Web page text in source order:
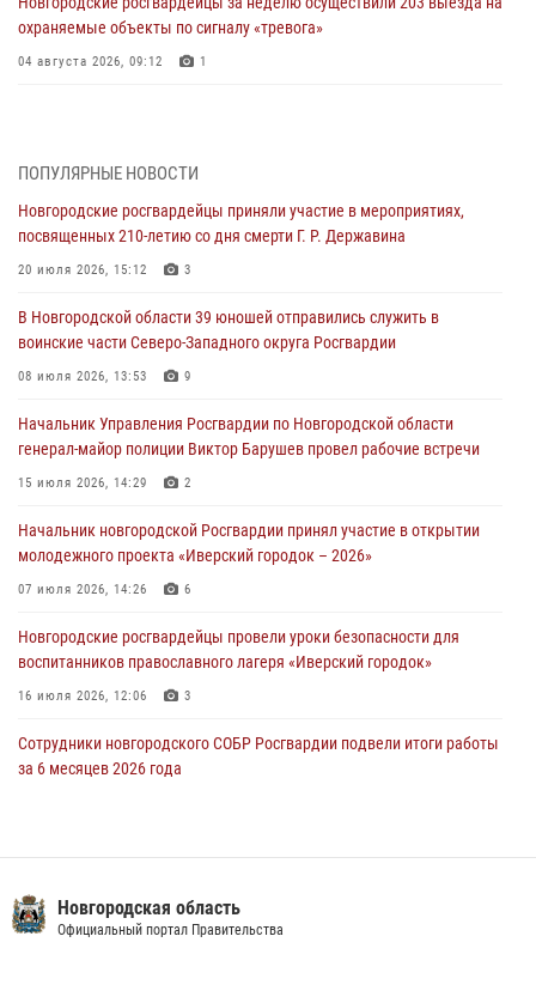
охраняемые объекты по сигналу «тревога»
04 августа 2026, 09:12 1
В Великом Новгороде сотрудники центра лицензионно-
разрешительной работы Росгвардии провели телефонную «горячую
30 июля 2026, 14:36 1
Новгородские росгвардейцы рассказали о службе детям из летнего
30 июля 2026, 08:40 5
Новгородские росгвардейцы задержали мужчину
Телесюжет в программе "Новгородское областное телевидение.
Новости часа." от 29 июля 2026 года. Новгородские призывники
29 июля 2026, 12:54 1
ПОПУЛЯРНЫЕ НОВОСТИ
Новгородские росгвардейцы приняли участие в мероприятиях,
посвященных 210-летию со дня смерти Г. Р. Державина
20 июля 2026, 15:12 3
В Новгородской области 39 юношей отправились служить в
воинские части Северо-Западного округа Росгвардии
08 июля 2026, 13:53 9
Начальник Управления Росгвардии по Новгородской области
генерал-майор полиции Виктор Барушев провел рабочие встречи
15 июля 2026, 14:29 2
Начальник новгородской Росгвардии принял участие в открытии
молодежного проекта «Иверский городок – 2026»
07 июля 2026, 14:26 6
Новгородские росгвардейцы провели уроки безопасности для
воспитанников православного лагеря «Иверский городок»
16 июля 2026, 12:06 3
Сотрудники новгородского СОБР Росгвардии подвели итоги работы
за 6 месяцев 2026 года
08 июля 2026, 13:48 3
Новгородская область
Официальный портал Правительства